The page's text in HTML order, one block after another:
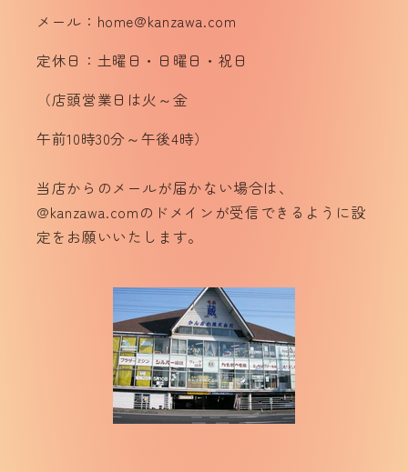
メール：home@kanzawa.com
定休日：土曜日・日曜日・祝日
（店頭営業日は火～金
午前10時30分～午後4時）
当店からのメールが届かない場合は、
@kanzawa.comのドメインが受信できるように設
定をお願いいたします。